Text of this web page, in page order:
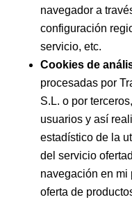
navegador a
configuración
servicio, etc.
Cookies de
procesadas por
S.L. o por
usuarios y así
estadístico de la
del servicio
navegación en mi
oferta de